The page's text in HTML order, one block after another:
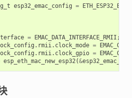
esp32_emac_config =
= EMAC_DATA_INTERFACE_RMII ;
. rmii. clock_mode =
. rmii. clock_gpio =
esp_eth_mac_new_esp32(&